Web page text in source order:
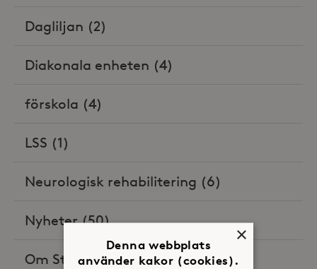
Dagliljan (2)
Diakonala enheten (4)
förskola (4)
LSS (1)
Neurologisk rehabilitering (6)
Nyheter(50)
Om Stora Sköndal i media(18)
×
Denna webbplats
använder kakor (cookies).